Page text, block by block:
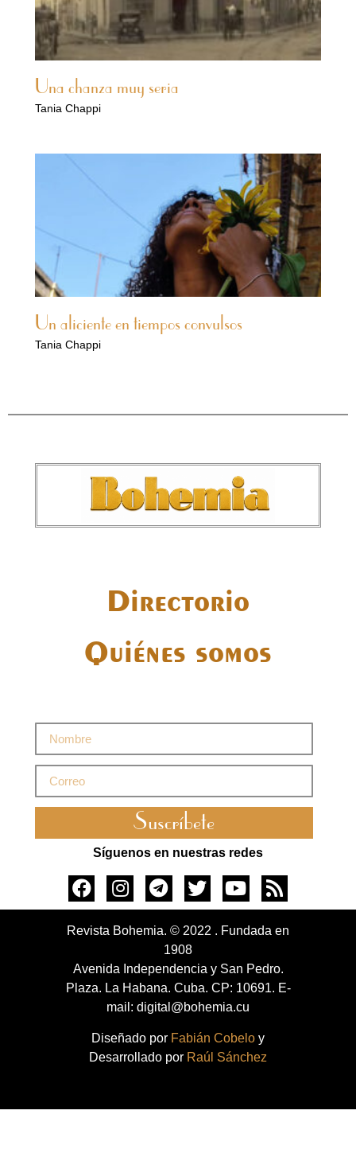
Una chanza muy seria
Tania Chappi
Un aliciente en tiempos convulsos
Tania Chappi
Directorio
Quiénes somos
Suscríbete
Síguenos en nuestras redes
Revista Bohemia. © 2022 . Fundada en
1908
Avenida Independencia y San Pedro.
Plaza. La Habana. Cuba. CP: 10691. E-
mail: digital@bohemia.cu
Diseñado por Fabián Cobelo y
Desarrollado por Raúl Sánchez